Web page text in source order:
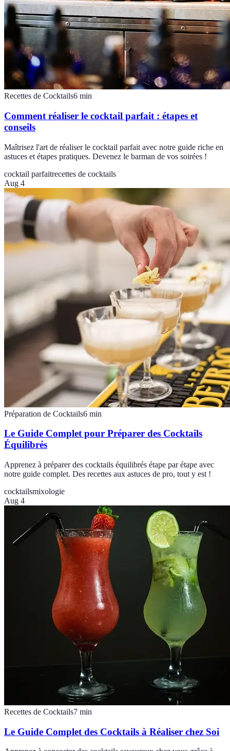
Recettes de Cocktails6 min
Comment réaliser le cocktail parfait : étapes et
conseils
Maîtrisez l'art de réaliser le cocktail parfait avec notre guide riche en
astuces et étapes pratiques. Devenez le barman de vos soirées !
cocktail parfaitrecettes de cocktails
Aug 4
Préparation de Cocktails6 min
Le Guide Complet pour Préparer des Cocktails
Équilibrés
Apprenez à préparer des cocktails équilibrés étape par étape avec
notre guide complet. Des recettes aux astuces de pro, tout y est !
cocktailsmixologie
Aug 4
Recettes de Cocktails7 min
Le Guide Complet des Cocktails à Réaliser chez Soi